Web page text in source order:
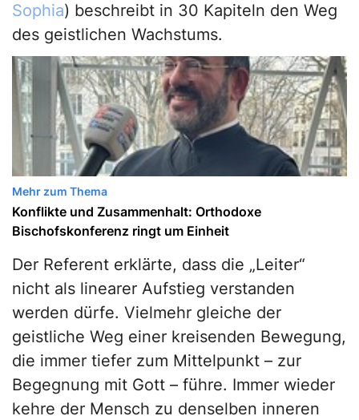
Sophia) beschreibt in 30 Kapiteln den Weg
des geistlichen Wachstums.
Mehr zum Thema
Konflikte und Zusammenhalt: Orthodoxe
Bischofskonferenz ringt um Einheit
Der Referent erklärte, dass die „Leiter“
nicht als linearer Aufstieg verstanden
werden dürfe. Vielmehr gleiche der
geistliche Weg einer kreisenden Bewegung,
die immer tiefer zum Mittelpunkt – zur
Begegnung mit Gott – führe. Immer wieder
kehre der Mensch zu denselben inneren